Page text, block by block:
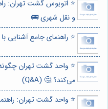
⭐️ اتوبوس گشت تهران:
و نقل شهری 🚌
⭐️ راهنمای جامع
⭐️ واحد گشت تهران چگونه
می‌کند؟ 🤔 (Q&A)
⭐️ واحد گشت تهران: